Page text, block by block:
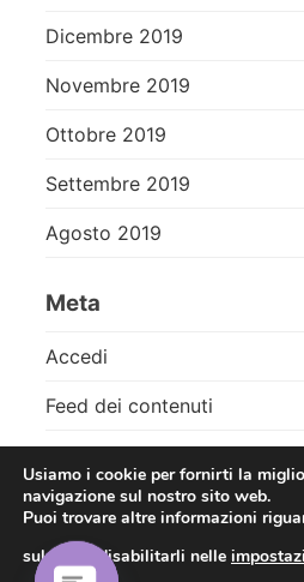
Dicembre 2019
Novembre 2019
Ottobre 2019
Settembre 2019
Agosto 2019
Meta
Accedi
Feed dei contenuti
Feed dei commenti
WordPress.org
Usiamo i cookie per fornirti la
navigazione sul nostro sito web.
Puoi trovare altre informazioni
sul sito o disabilitarli nelle